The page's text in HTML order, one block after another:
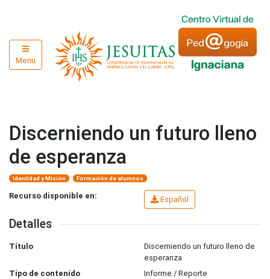
Menu
Discerniendo un futuro lleno
de esperanza
Identidad y Misión Formación de alumnos
Recurso disponible en: Español
Detalles
Título
Discerniendo un futuro lleno de
esperanza
Tipo de contenido
Informe / Reporte